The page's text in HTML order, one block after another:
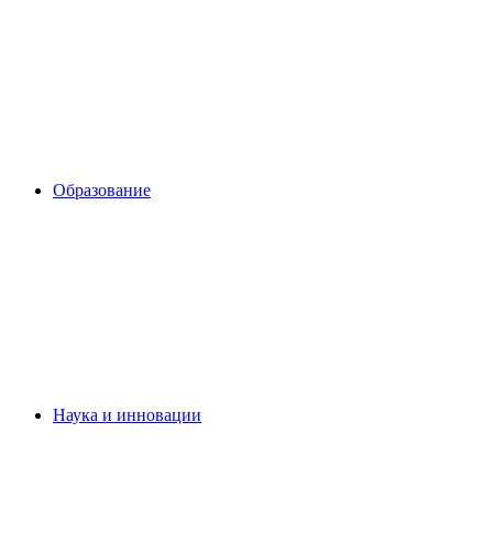
Образование
Наука и инновации